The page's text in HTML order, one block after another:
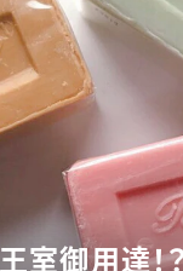
室御用達！